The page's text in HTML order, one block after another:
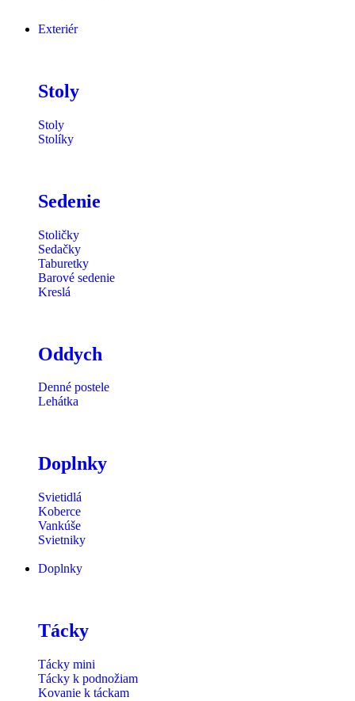
Exteriér
Stoly
Stoly
Stolíky
Sedenie
Stoličky
Sedačky
Taburetky
Barové sedenie
Kreslá
Oddych
Denné postele
Lehátka
Doplnky
Svietidlá
Koberce
Vankúše
Svietniky
Doplnky
Tácky
Tácky mini
Tácky k podnožiam
Kovanie k táckam